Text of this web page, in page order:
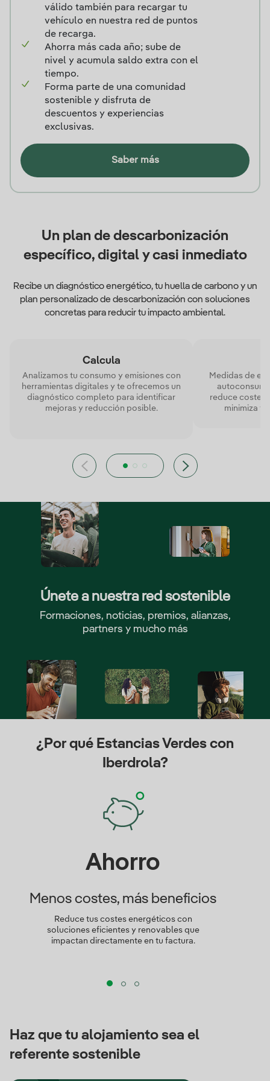
válido también para recargar tu
vehículo en nuestra red de puntos
de recarga.
Ahorra más cada año; sube de
nivel y acumula saldo extra con el
tiempo.
Forma parte de una comunidad
sostenible y disfruta de
descuentos y experiencias
exclusivas.
Saber más
Un plan de descarbonización
específico, digital y casi inmediato
Recibe un diagnóstico energético, tu huella de carbono y un
plan personalizado de descarbonización con soluciones
concretas para reducir tu impacto ambiental.
Calcula
Analizamos tu consumo y emisiones con
herramientas digitales y te ofrecemos un
diagnóstico completo para identificar
mejoras y reducción posible.
Medidas de
reduce costes,
minimiza
Únete a nuestra red sostenible
Formaciones, noticias, premios, alianzas,
partners y mucho más
¿Por qué Estancias Verdes con
Iberdrola?
Ahorro
Menos costes, más beneficios
Reduce tus costes energéticos con
soluciones eficientes y renovables que
impactan directamente en tu factura.
Haz que tu alojamiento sea el
referente sostenible